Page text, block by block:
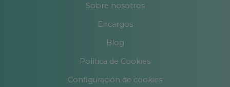
Sobre nosotros
Encargos
Blog
Política de Cookies
Configuración de cookies